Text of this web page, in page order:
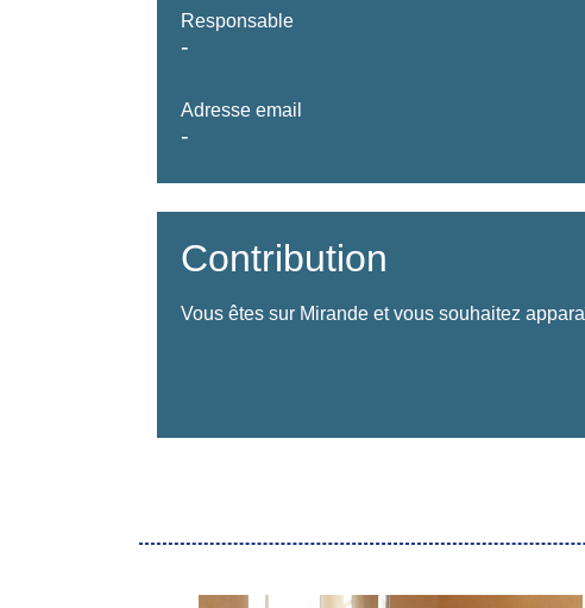
Responsable
-
Adresse email
-
Contribution
Vous êtes sur Mirande et vous souhaitez